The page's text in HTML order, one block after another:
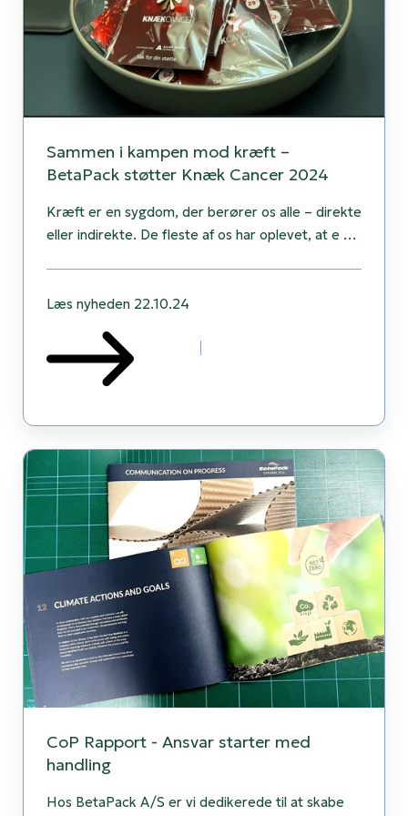
Sammen i kampen mod kræft –
BetaPack støtter Knæk Cancer 2024
Kræft er en sygdom, der berører os alle – direkte
eller indirekte. De fleste af os har oplevet, at e …
Læs nyheden 22.10.24
CoP
Rapport
Ansvar
starter
med
handling
CoP Rapport - Ansvar starter med
handling
Hos BetaPack A/S er vi dedikerede til at skabe